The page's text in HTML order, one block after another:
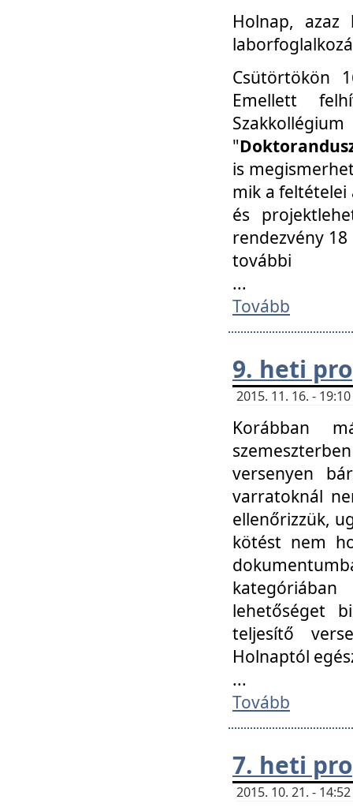
Holnap, azaz
Csütörtökön
Emellett
"
is
mik a feltételei
és
rendezvény
további
...
Tovább
9. heti
2015. 11. 16. -
Korábban
versenyen
varratoknál
ellenőrizzük,
kötést nem
lehetőséget
teljesítő
Holnaptól
...
Tovább
7. heti
2015. 10. 21. -